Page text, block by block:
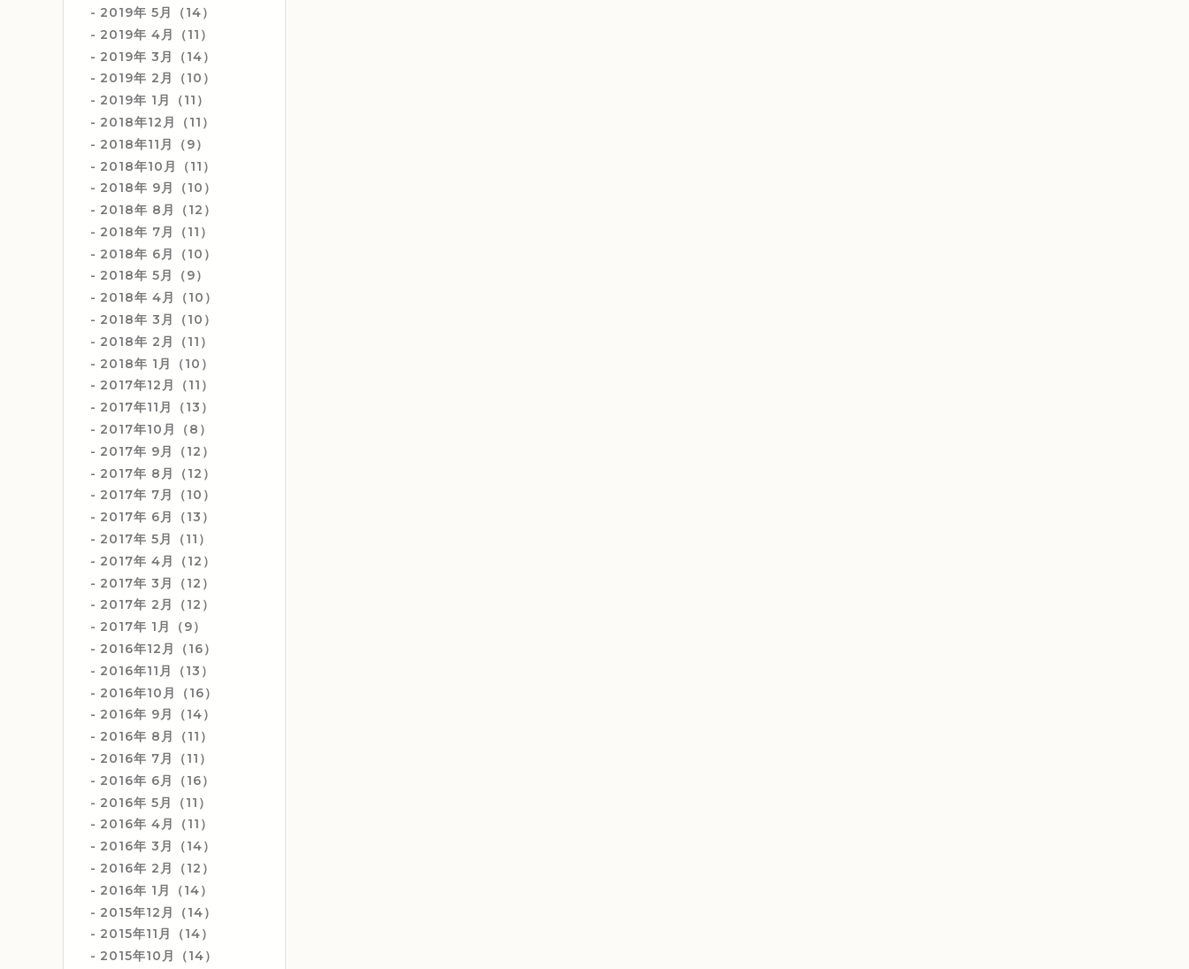
2019年 5月（14）
2019年 4月（11）
2019年 3月（14）
2019年 2月（10）
2019年 1月（11）
2018年12月（11）
2018年11月（9）
2018年10月（11）
2018年 9月（10）
2018年 8月（12）
2018年 7月（11）
2018年 6月（10）
2018年 5月（9）
2018年 4月（10）
2018年 3月（10）
2018年 2月（11）
2018年 1月（10）
2017年12月（11）
2017年11月（13）
2017年10月（8）
2017年 9月（12）
2017年 8月（12）
2017年 7月（10）
2017年 6月（13）
2017年 5月（11）
2017年 4月（12）
2017年 3月（12）
2017年 2月（12）
2017年 1月（9）
2016年12月（16）
2016年11月（13）
2016年10月（16）
2016年 9月（14）
2016年 8月（11）
2016年 7月（11）
2016年 6月（16）
2016年 5月（11）
2016年 4月（11）
2016年 3月（14）
2016年 2月（12）
2016年 1月（14）
2015年12月（14）
2015年11月（14）
2015年10月（14）